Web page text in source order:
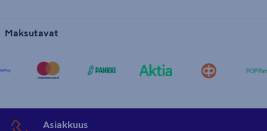
Maksutavat
Asiakkuus